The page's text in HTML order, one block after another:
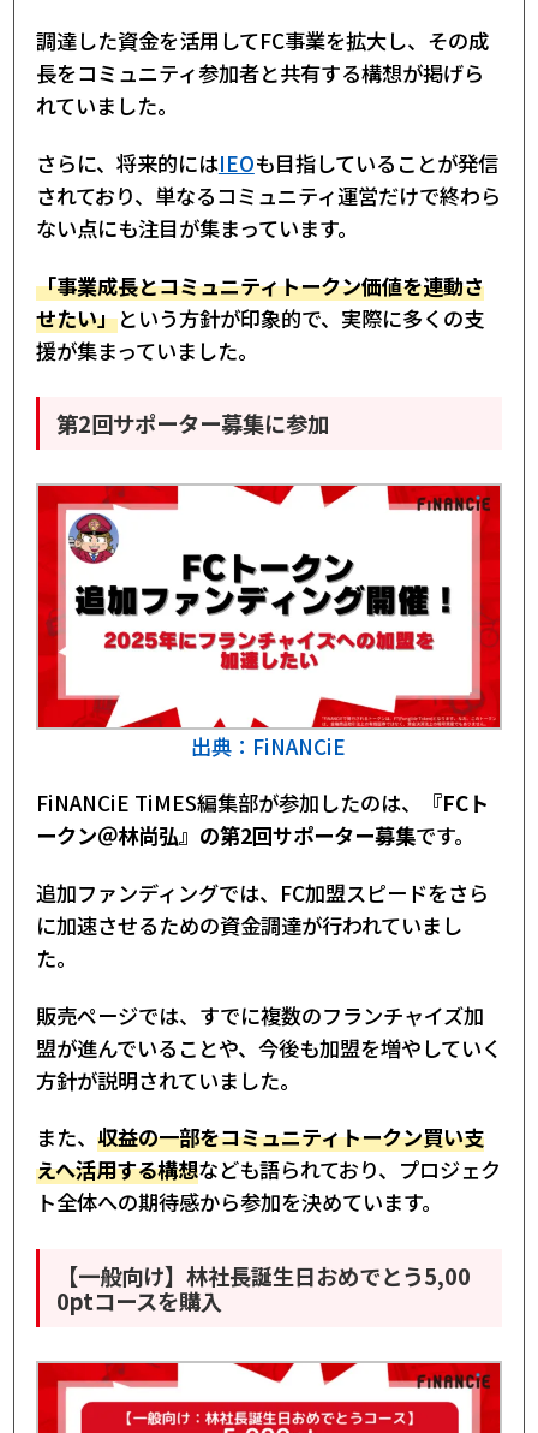
調達した資金を活用してFC事業を拡大し、その成
長をコミュニティ参加者と共有する構想が掲げら
れていました。
さらに、将来的にはIEOも目指していることが発信
されており、単なるコミュニティ運営だけで終わら
ない点にも注目が集まっています。
「事業成長とコミュニティトークン価値を連動さ
せたい」という方針が印象的で、実際に多くの支
援が集まっていました。
第2回サポーター募集に参加
出典：FiNANCiE
FiNANCiE TiMES編集部が参加したのは、
『FCト
ークン＠林尚弘』の第2回サポーター募集です。
追加ファンディングでは、FC加盟スピードをさら
に加速させるための資金調達が行われていまし
た。
販売ページでは、すでに複数のフランチャイズ加
盟が進んでいることや、今後も加盟を増やしていく
方針が説明されていました。
また、 収益の一部をコミュニティトークン買い支
えへ活用する構想なども語られており、プロジェク
ト全体への期待感から参加を決めています。
【一般向け】林社長誕生日おめでとう5,00
0ptコースを購入